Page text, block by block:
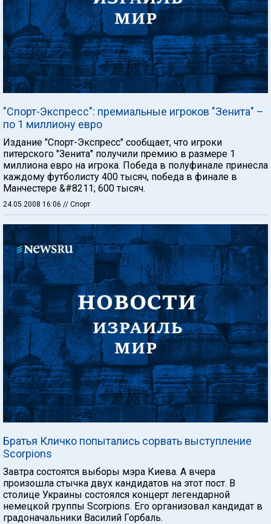
"Спорт-Экспресс": премиальные игроков "Зенита" –
по 1 миллиону евро
Издание "Спорт-Экспресс" сообщает, что игроки
питерского "Зенита" получили премию в размере 1
миллиона евро на игрока. Победа в полуфинале принесла
каждому футболисту 400 тысяч, победа в финале в
Манчестере &#8211; 600 тысяч.
24.05.2008 16:06 // Спорт
Братья Кличко попытались сорвать выступление
Scorpions
Завтра состоятся выборы мэра Киева. А вчера
произошла стычка двух кандидатов на этот пост. В
столице Украины состоялся концерт легендарной
немецкой группы Scorpions. Его организовал кандидат в
градоначальники Василий Горбаль.